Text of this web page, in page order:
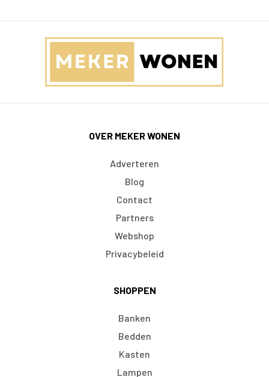
OVER MEKER WONEN
Adverteren
Blog
Contact
Partners
Webshop
Privacybeleid
SHOPPEN
Banken
Bedden
Kasten
Lampen